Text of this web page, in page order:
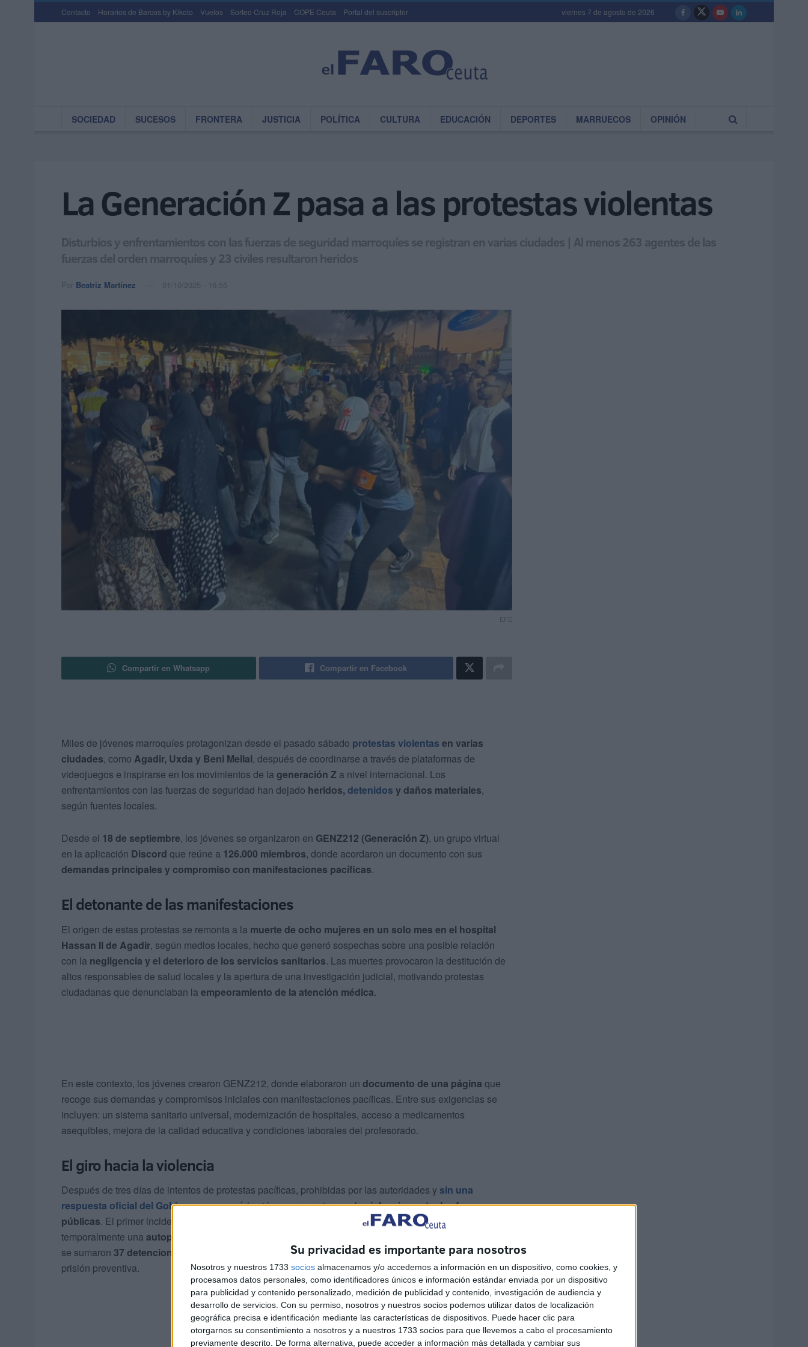
Su privacidad es importante para nosotros
Nosotros y nuestros 1733 socios almacenamos y/o accedemos a información en un dispositivo, como cookies, y
procesamos datos personales, como identificadores únicos e información estándar enviada por un dispositivo
para publicidad y contenido personalizado, medición de publicidad y contenido, investigación de audiencia y
desarrollo de servicios. Con su permiso, nosotros y nuestros socios podemos utilizar datos de localización
geográfica precisa e identificación mediante las características de dispositivos. Puede hacer clic para
otorgarnos su consentimiento a nosotros y a nuestros 1733 socios para que llevemos a cabo el procesamiento
previamente descrito. De forma alternativa, puede acceder a información más detallada y cambiar sus
Contacto Horarios de Barcos by Kikoto Vuelos Sorteo Cruz Roja COPE Ceuta Portal del suscriptor viernes 7 de agosto de 2026
SOCIEDAD SUCESOS FRONTERA JUSTICIA POLÍTICA CULTURA EDUCACIÓN DEPORTES MARRUECOS OPINIÓN
La Generación Z pasa a las protestas violentas
Disturbios y enfrentamientos con las fuerzas de seguridad marroquíes se registran en varias ciudades | Al menos 263 agentes de las
fuerzas del orden marroquíes y 23 civiles resultaron heridos
Por Beatriz Martínez 01/10/2025 - 16:55
EFE
Compartir en Whatsapp Compartir en Facebook
Miles de jóvenes marroquíes protagonizan desde el pasado sábado protestas violentas en varias
ciudades, como Agadir, Uxda y Beni Mellal, después de coordinarse a través de plataformas de
videojuegos e inspirarse en los movimientos de la generación Z a nivel internacional. Los
enfrentamientos con las fuerzas de seguridad han dejado heridos, detenidos y daños materiales,
según fuentes locales.
Desde el 18 de septiembre, los jóvenes se organizaron en GENZ212 (Generación Z), un grupo virtual
en la aplicación Discord que reúne a 126.000 miembros, donde acordaron un documento con sus
demandas principales y compromiso con manifestaciones pacíficas.
El detonante de las manifestaciones
El origen de estas protestas se remonta a la muerte de ocho mujeres en un solo mes en el hospital
Hassan II de Agadir, según medios locales, hecho que generó sospechas sobre una posible relación
con la negligencia y el deterioro de los servicios sanitarios. Las muertes provocaron la destitución de
altos responsables de salud locales y la apertura de una investigación judicial, motivando protestas
ciudadanas que denunciaban la empeoramiento de la atención médica.
En este contexto, los jóvenes crearon GENZ212, donde elaboraron un documento de una página que
recoge sus demandas y compromisos iniciales con manifestaciones pacíficas. Entre sus exigencias se
incluyen: un sistema sanitario universal, modernización de hospitales, acceso a medicamentos
asequibles, mejora de la calidad educativa y condiciones laborales del profesorado.
El giro hacia la violencia
Después de tres días de intentos de protestas pacíficas, prohibidas por las autoridades y sin una
respuesta oficial del Gobierno marroquí, los jóvenes recurrieron a laviolencia contra las fuerzas
públicas. El primer incidente se produjo el domingo cuando un grupo encapuchado bloqueó
temporalmente una autopista en Casablanca
se sumaron 37 detenciones en Rabat 34 permanecen en libertad provisionaly 3 en
prisión preventiva.